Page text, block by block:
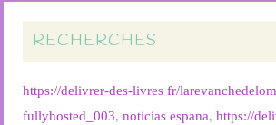
RECHERCHES
https://delivrer-des-livres fr/
fullyhosted_003,noticias espana,https://